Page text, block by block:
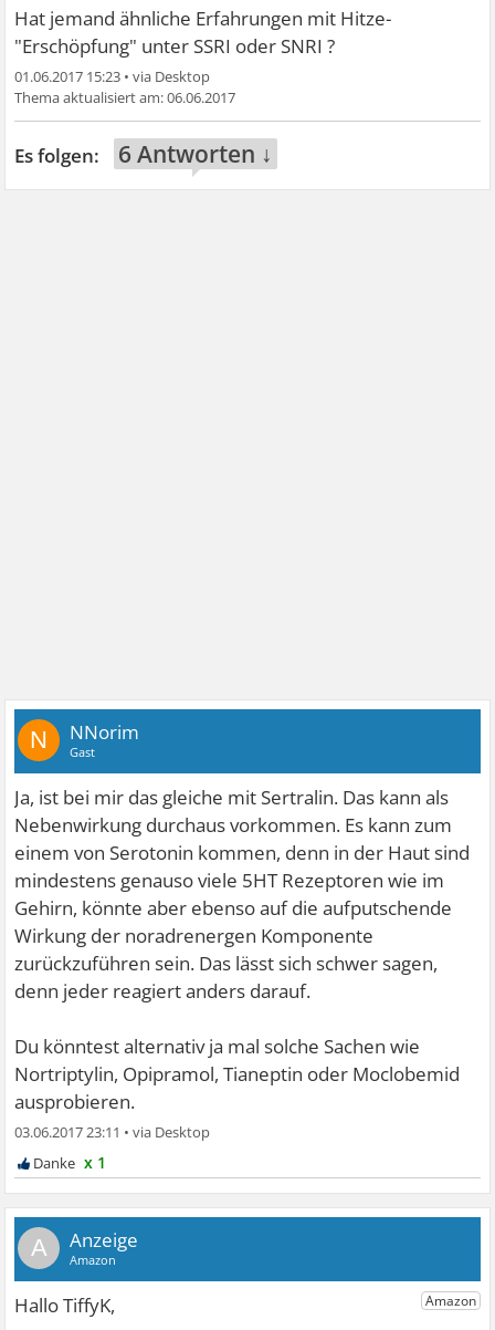
Hat jemand ähnliche Erfahrungen mit Hitze-
"Erschöpfung" unter SSRI oder SNRI ?
01.06.2017 15:23 •
06.06.2017
6 Antworten ↓
N NNorim
Gast
Ja, ist bei mir das gleiche mit Sertralin. Das kann als
Nebenwirkung durchaus vorkommen. Es kann zum
einem von Serotonin kommen, denn in der Haut sind
mindestens genauso viele 5HT Rezeptoren wie im
Gehirn, könnte aber ebenso auf die aufputschende
Wirkung der noradrenergen Komponente
zurückzuführen sein. Das lässt sich schwer sagen,
denn jeder reagiert anders darauf.
Du könntest alternativ ja mal solche Sachen wie
Nortriptylin, Opipramol, Tianeptin oder Moclobemid
ausprobieren.
03.06.2017 23:11 •
x 1
A